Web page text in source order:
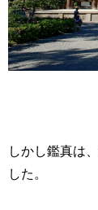
しかし鑑真は、
した。